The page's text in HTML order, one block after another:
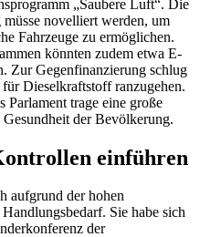
„Saubere Luft“. Die
novelliert werden, um
Fahrzeuge zu ermöglichen.
könnten zudem etwa E-
Zur Gegenfinanzierung schlug
Dieselkraftstoff ranzugehen.
Parlament trage eine große
der Bevölkerung.
einführen
aufgrund der hohen
Sie habe sich
der